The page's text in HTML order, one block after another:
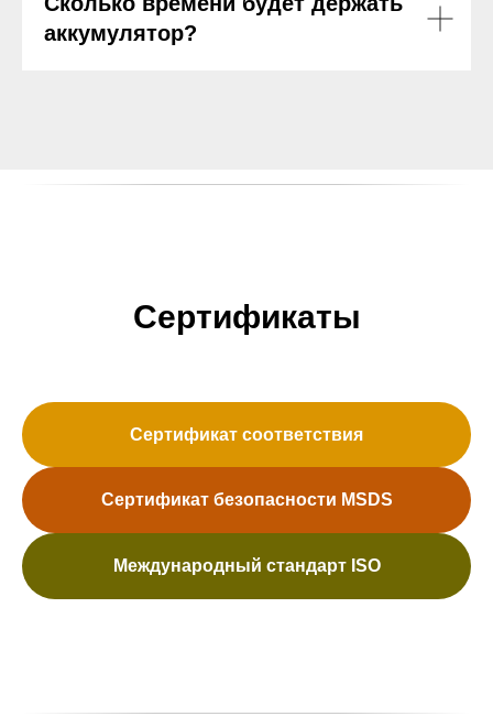
аккумулятор?
Сертификаты
Сертификат соответствия
Сертификат безопасности MSDS
Международный стандарт ISO